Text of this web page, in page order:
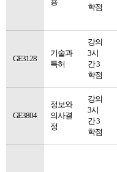
용
학점
GE3128
기술과
특허
강의
3시
간 3
학점
GE3804
정보와
의사결
정
강의
3시
간 3
학점